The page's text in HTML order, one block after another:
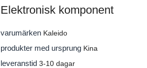
Elektronisk komponent
varumärken Kaleido
produkter med ursprung Kina
leveranstid 3-10 dagar